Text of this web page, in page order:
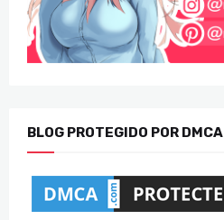
BLOG PROTEGIDO POR DMCA